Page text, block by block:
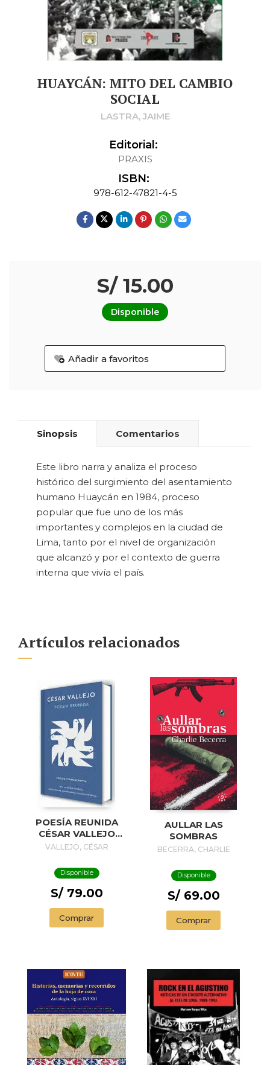
HUAYCÁN: MITO DEL CAMBIO
SOCIAL
LASTRA, JAIME
Editorial:
PRAXIS
ISBN:
978-612-47821-4-5
S/ 15.00
Disponible
Añadir a favoritos
Sinopsis Comentarios
Este libro narra y analiza el proceso
histórico del surgimiento del asentamiento
humano Huaycán en 1984, proceso
popular que fue uno de los más
importantes y complejos en la ciudad de
Lima, tanto por el nivel de organización
que alcanzó y por el contexto de guerra
interna que vivía el país.
Artículos relacionados
POESÍA REUNIDA
CÉSAR VALLEJO
(EDICIÓN
DE LA RAE Y LA
ASALE) /
COLLECTED
VALLEJO
(COMMEMORATIVE
VALLEJO, CÉSAR
Disponible
S/ 79.00
Comprar
AULLAR LAS
SOMBRAS
BECERRA, CHARLIE
Disponible
S/ 69.00
Comprar